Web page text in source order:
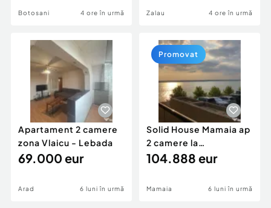
Botosani 4 ore în urmă Zalau 4 ore în urmă
Apartament 2 camere
zona Vlaicu - Lebada
69.000 eur
Arad 6 luni în urmă
Solid House Mamaia ap
2 camere la
cheie,langa Mega
104.888 eur
Mamaia 6 luni în urmă
Promovat